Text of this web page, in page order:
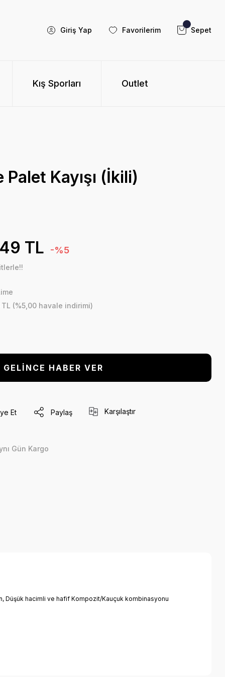
Giriş Yap Favorilerim Sepet
Kış Sporları Outlet
Kayışı (İkili)
TL -%5
(%5,00 havale indirimi)
GELİNCE HABER VER
Et Paylaş Karşılaştır
Gün Kargo
Düşük hacimli ve hafif Kompozit/Kauçuk kombinasyonu